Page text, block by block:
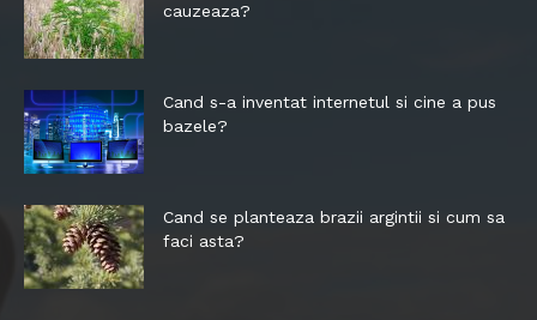
cauzeaza?
Cand s-a inventat internetul si cine a pus
bazele?
Cand se planteaza brazii argintii si cum sa
faci asta?